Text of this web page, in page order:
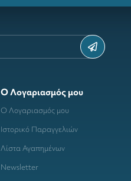
Ο Λογαριασμός μου
Ο Λογαριασμός μου
Ιστορικό Παραγγελιών
Λίστα Αγαπημένων
Newsletter